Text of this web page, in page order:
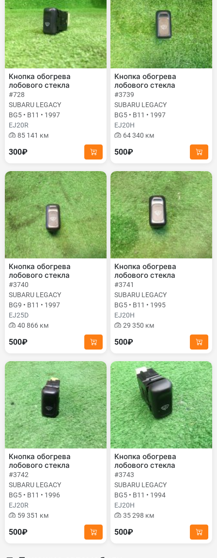
Кнопка обогрева
лобового стекла
#728
SUBARU LEGACY
BG5 • B11 • 1997
EJ20R
85 141 км
300₽
Кнопка обогрева
лобового стекла
#3739
SUBARU LEGACY
BG5 • B11 • 1997
EJ20H
64 340 км
500₽
Кнопка обогрева
лобового стекла
#3740
SUBARU LEGACY
BG9 • B11 • 1997
EJ25D
40 866 км
500₽
Кнопка обогрева
лобового стекла
#3741
SUBARU LEGACY
BG5 • B11 • 1995
EJ20H
29 350 км
500₽
Кнопка обогрева
лобового стекла
#3742
SUBARU LEGACY
BG5 • B11 • 1996
EJ20R
59 351 км
500₽
Кнопка обогрева
лобового стекла
#3743
SUBARU LEGACY
BG5 • B11 • 1994
EJ20H
35 298 км
500₽